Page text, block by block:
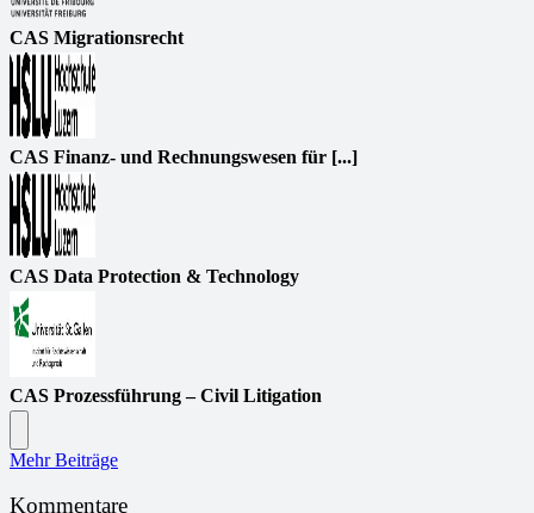
CAS Migrationsrecht
CAS Finanz- und Rechnungswesen für [...]
CAS Data Protection & Technology
CAS Prozessführung – Civil Litigation
Mehr Beiträge
Kommentare